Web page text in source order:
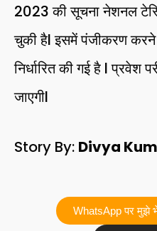
2023 की सूचना नेशनल
चुकी हैl इसमें पंजीकरण
निर्धारित की गई है l प्रवेश
जाएगीl
Story By: Divya
WhatsApp पर मुझे